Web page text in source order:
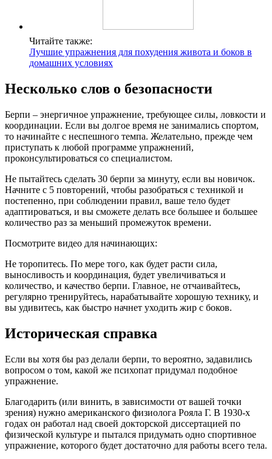
Читайте также:
Лучшие упражнения для похудения живота и боков в
домашних условиях
Несколько слов о безопасности
Берпи – энергичное упражнение, требующее силы, ловкости и
координации. Если вы долгое время не занимались спортом,
то начинайте с неспешного темпа. Желательно, прежде чем
приступать к любой программе упражнений,
проконсультироваться со специалистом.
Не пытайтесь сделать 30 берпи за минуту, если вы новичок.
Начните с 5 повторений, чтобы разобраться с техникой и
постепенно, при соблюдении правил, ваше тело будет
адаптироваться, и вы сможете делать все большее и большее
количество раз за меньший промежуток времени.
Посмотрите видео для начинающих:
Не торопитесь. По мере того, как будет расти сила,
выносливость и координация, будет увеличиваться и
количество, и качество берпи. Главное, не отчаивайтесь,
регулярно тренируйтесь, нарабатывайте хорошую технику, и
вы удивитесь, как быстро начнет уходить жир с боков.
Историческая справка
Если вы хотя бы раз делали берпи, то вероятно, задавились
вопросом о том, какой же психопат придумал подобное
упражнение.
Благодарить (или винить, в зависимости от вашей точки
зрения) нужно американского физиолога Рояла Г. В 1930-х
годах он работал над своей докторской диссертацией по
физической культуре и пытался придумать одно спортивное
упражнение, которого будет достаточно для работы всего тела.